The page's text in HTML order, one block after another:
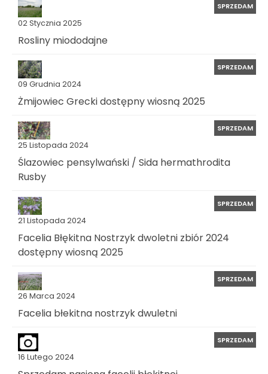
02 Stycznia 2025
SPRZEDAM
Rosliny miododajne
09 Grudnia 2024
SPRZEDAM
Żmijowiec Grecki dostępny wiosną 2025
25 Listopada 2024
SPRZEDAM
Ślazowiec pensylwański / Sida hermathrodita
Rusby
21 Listopada 2024
SPRZEDAM
Facelia Błękitna Nostrzyk dwoletni zbiór 2024
dostępny wiosną 2025
26 Marca 2024
SPRZEDAM
Facelia błekitna nostrzyk dwuletni
16 Lutego 2024
SPRZEDAM